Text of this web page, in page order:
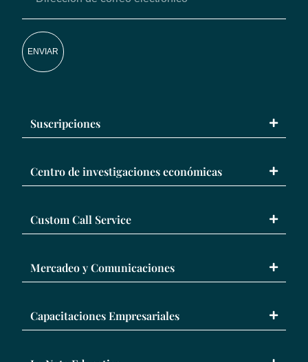
ENVIAR
Suscripciones
Centro de investigaciones económicas
Custom Call Service
Mercadeo y Comunicaciones
Capacitaciones Empresariales